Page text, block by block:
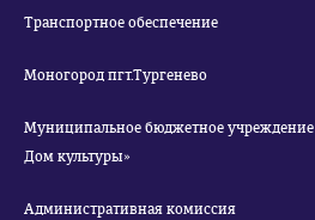
Транспортное обеспечение
Моногород пгт.Тургенево
Муниципальное бюджетное учреждение «Ардатовский районный
Дом культуры»
Административная комиссия